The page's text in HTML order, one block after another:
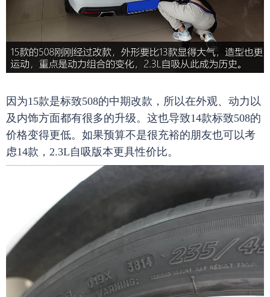
因为15款是标致508的中期改款，所以在外观、动力以
及内饰方面都有很多的升级。这也导致14款标致508的
价格变得更低。如果预算不是很充裕的朋友也可以考
虑14款，2.3L自吸版本更具性价比。